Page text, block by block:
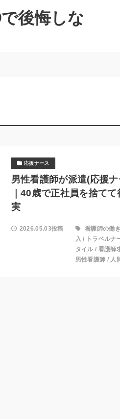
後悔しな
応援ナース
男性看護師が派遣(応援
｜40歳で正社員を捨て
実
2026.05.03投稿 看護師の働
入 / トラベルナ
タイル / 看護師
男性看護師 / 人